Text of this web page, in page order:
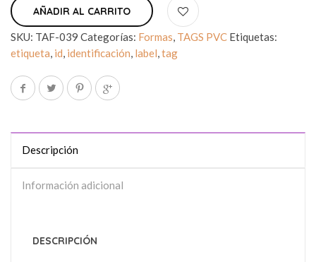
AÑADIR AL CARRITO
SKU: TAF-039 Categorías: Formas, TAGS PVC Etiquetas:
etiqueta, id, identificación, label,tag
Descripción
Información adicional
DESCRIPCIÓN